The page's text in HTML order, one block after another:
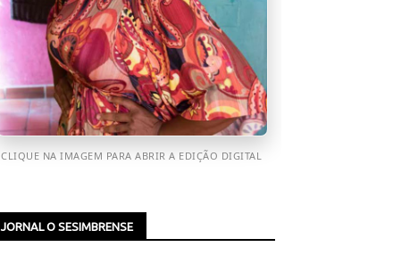
CLIQUE NA IMAGEM PARA ABRIR A EDIÇÃO DIGITAL
JORNAL O SESIMBRENSE